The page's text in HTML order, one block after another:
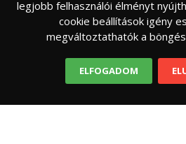
FSZI a
legjobb felhasználói élményt
cookie beállítások igény
megváltoztathatók a
ELFOGADOM